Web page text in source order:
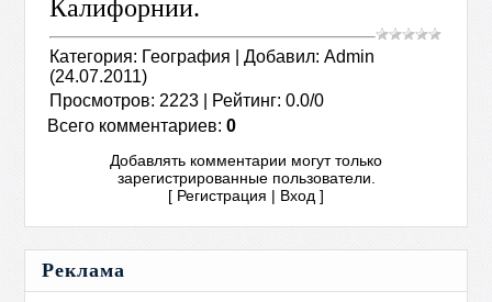
Категория: География |Добавил: Admin
(24.07.2011)
Просмотров: 2223 Рейтинг: 0.0/0
Всего комментариев:0
Добавлять комментарии могут только
зарегистрированные пользователи.
[ Регистрация | Вход ]
Реклама